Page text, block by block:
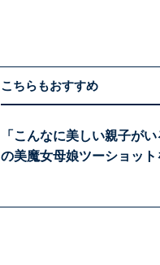
こちらもおすすめ
「こんなに美しい親子が
の美魔女母娘ツーショット